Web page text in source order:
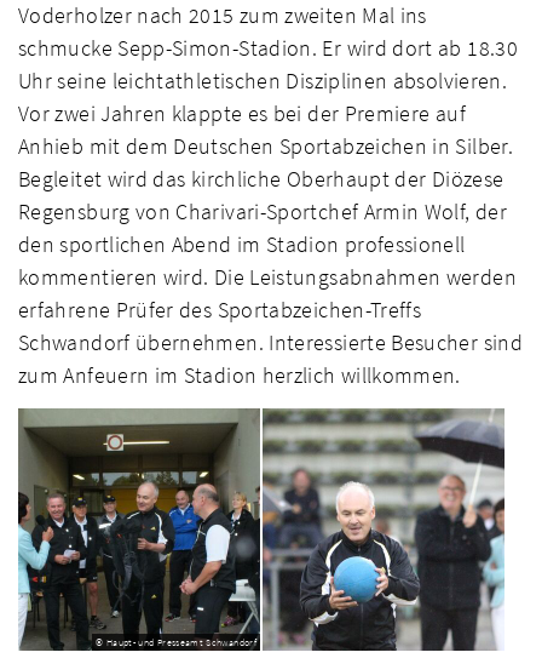
Voderholzer nach 2015 zum zweiten Mal ins
schmucke Sepp-Simon-Stadion. Er wird dort ab 18.30
Uhr seine leichtathletischen Disziplinen absolvieren.
Vor zwei Jahren klappte es bei der Premiere auf
Anhieb mit dem Deutschen Sportabzeichen in Silber.
Begleitet wird das kirchliche Oberhaupt der Diözese
Regensburg von Charivari-Sportchef Armin Wolf, der
den sportlichen Abend im Stadion professionell
kommentieren wird. Die Leistungsabnahmen werden
erfahrene Prüfer des Sportabzeichen-Treffs
Schwandorf übernehmen. Interessierte Besucher sind
zum Anfeuern im Stadion herzlich willkommen.
© Haupt- und Presseamt Schwandorf